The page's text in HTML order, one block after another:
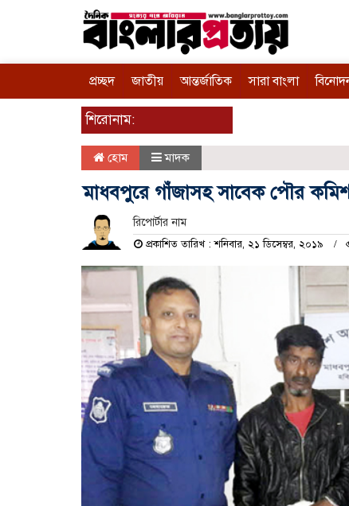
প্রচ্ছদ জাতীয় আন্তর্জাতিক সারা বাংলা
শিরোনাম:
হোম মাদক
মাধবপুরে গাঁজাসহ সাবেক পৌর
রিপোর্টার নাম
প্রকাশিত তারিখ : শনিবার, ২১ ডিসেম্বর, ২০১৯